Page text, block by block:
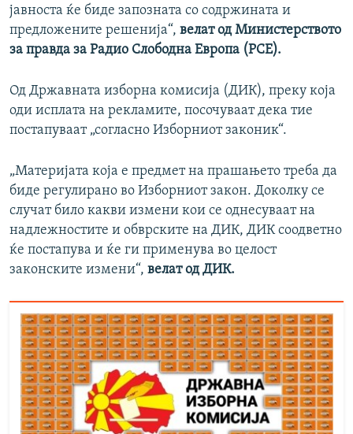
јавноста ќе биде запозната со содржината и
предложените решенија“, велат од Министерството
за правда за Радио Слободна Европа (РСЕ).
Од Државната изборна комисија (ДИК), преку која
оди исплата на рекламите, посочуваат дека тие
постапуваат „согласно Изборниот законик“.
„Материјата која е предмет на прашањето треба да
биде регулирано во Изборниот закон. Доколку се
случат било какви измени кои се однесуваат на
надлежностите и обврските на ДИК, ДИК соодветно
ќе постапува и ќе ги применува во целост
законските измени“, велат од ДИК.